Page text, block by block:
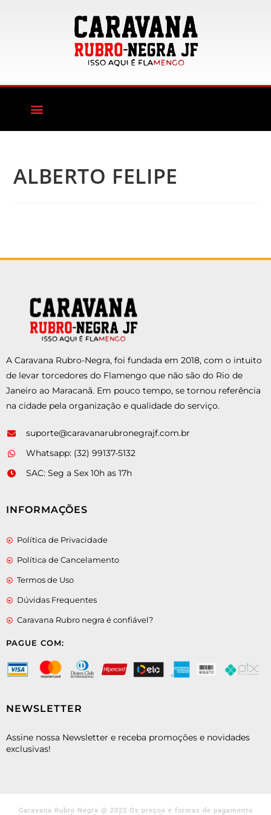
ALBERTO FELIPE
A Caravana Rubro-Negra, foi fundada em 2018, com o intuito
de levar torcedores do Flamengo que não são do Rio de
Janeiro ao Maracanã. Em pouco tempo, se tornou referência
na cidade pela organização e qualidade do serviço.
suporte@caravanarubronegrajf.com.br
Whatsapp: (32) 99137-5132
SAC: Seg a Sex 10h as 17h
INFORMAÇÕES
Política de Privacidade
Política de Cancelamento
Termos de Uso
Dúvidas Frequentes
Caravana Rubro negra é confiável?
PAGUE COM:
NEWSLETTER
Assine nossa Newsletter e receba promoções e novidades
exclusivas!
Caravana Rubro Negra @ 2022 Os preços e formas de pagamento